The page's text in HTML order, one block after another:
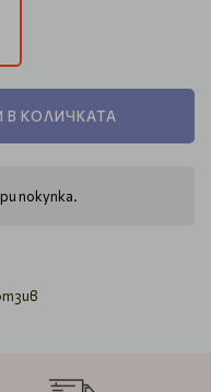
В КОЛИЧКАТА
покупка.